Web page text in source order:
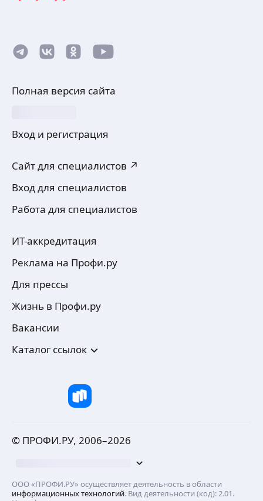
Полная версия сайта
Вход и регистрация
Сайт для специалистов ↗
Вход для специалистов
Работа для специалистов
ИТ-аккредитация
Реклама на Профи.ру
Для прессы
Жизнь в Профи.ру
Вакансии
Каталог ссылок
© ПРОФИ.РУ, 2006–2026
ООО «ПРОФИ.РУ» осуществляет деятельность в области
информационных технологий. Вид деятельности (код): 2.01.